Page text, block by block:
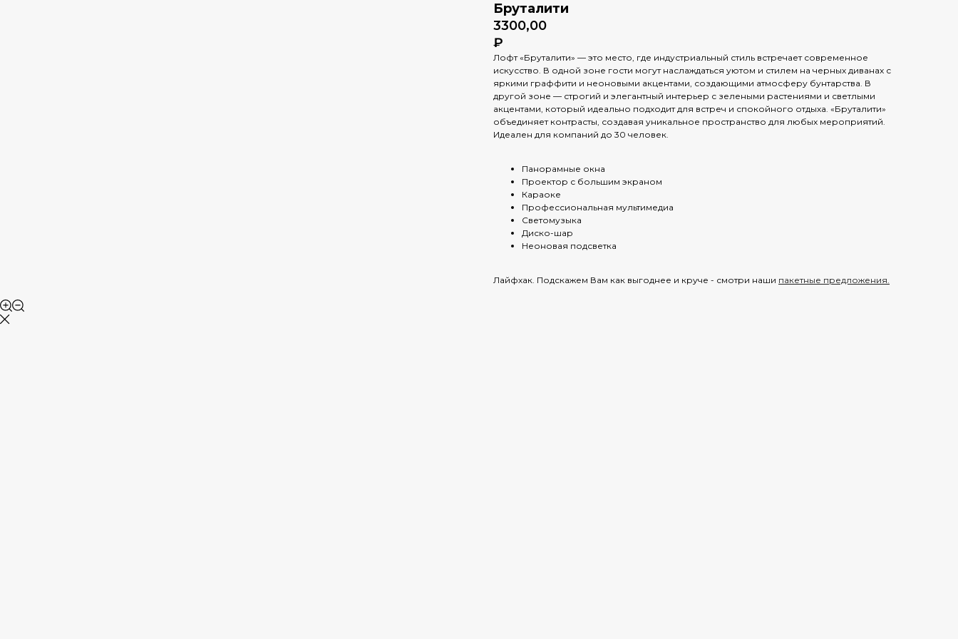
Бруталити
3300,00
₽
Лофт «Бруталити» — это место, где индустриальный стиль встречает современное
искусство. В одной зоне гости могут наслаждаться уютом и стилем на черных диванах с
яркими граффити и неоновыми акцентами, создающими атмосферу бунтарства. В
другой зоне — строгий и элегантный интерьер с зелеными растениями и светлыми
акцентами, который идеально подходит для встреч и спокойного отдыха. «Бруталити»
объединяет контрасты, создавая уникальное пространство для любых мероприятий.
Идеален для компаний до 30 человек.
Панорамные окна
Проектор с большим экраном
Караоке
Профессиональная мультимедиа
Светомузыка
Диско-шар
Неоновая подсветка
Лайфхак. Подскажем Вам как выгоднее и круче - смотри наши пакетные предложения.